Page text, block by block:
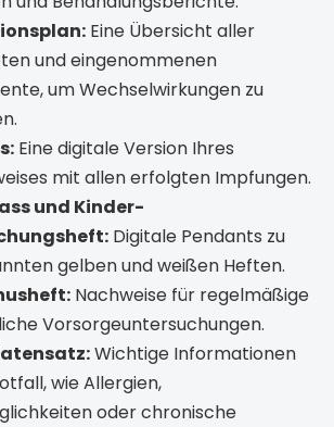
Eine Übersicht aller
und eingenommenen
um Wechselwirkungen zu
Eine digitale Version Ihres
mit allen erfolgten Impfungen.
und Kinder-
Digitale Pendants zu
gelben und weißen Heften.
Nachweise für regelmäßige
Vorsorgeuntersuchungen.
Wichtige Informationen
wie Allergien,
oder chronische